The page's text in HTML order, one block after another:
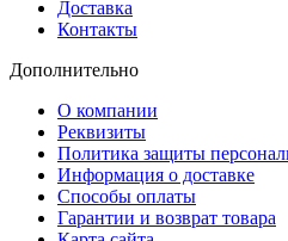
Доставка
Контакты
Дополнительно
О компании
Реквизиты
Политика защиты
Информация о доставке
Способы оплаты
Гарантии и возврат товара